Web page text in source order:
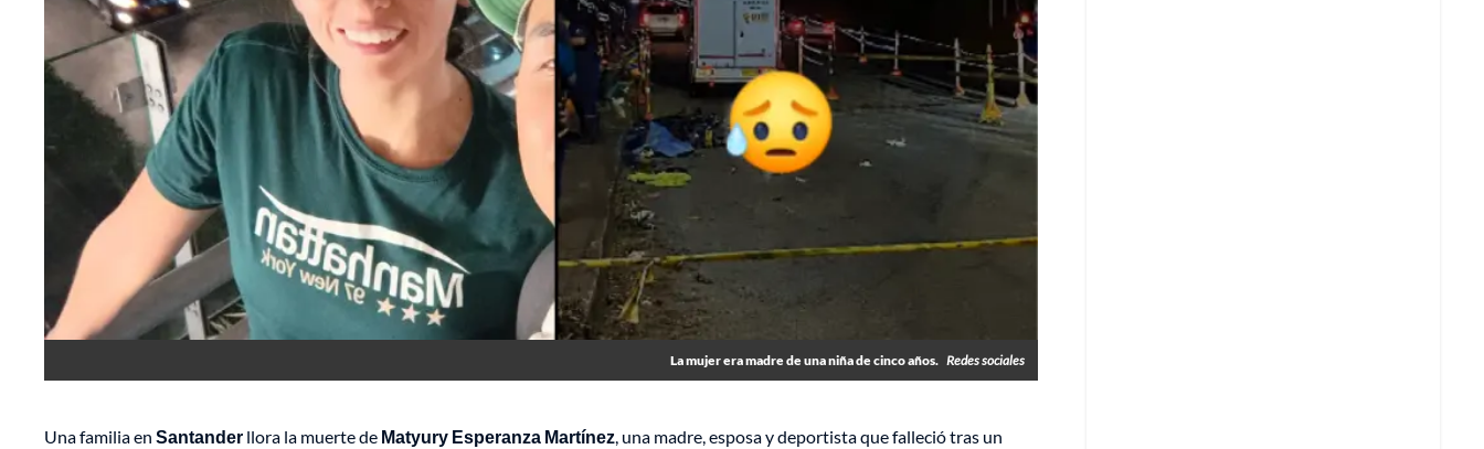
La mujer era madre de una niña de cinco años. Redes sociales
Una familia en Santander llora la muerte de Matyury Esperanza Martínez, una madre, esposa y deportista que falleció tras un